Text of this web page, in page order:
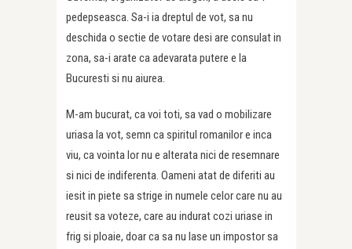
pedepseasca. Sa-i ia dreptul de vot, sa nu
deschida o sectie de votare desi are consulat in
zona, sa-i arate ca adevarata putere e la
Bucuresti si nu aiurea.
M-am bucurat, ca voi toti, sa vad o mobilizare
uriasa la vot, semn ca spiritul romanilor e inca
viu, ca vointa lor nu e alterata nici de resemnare
si nici de indiferenta. Oameni atat de diferiti au
iesit in piete sa strige in numele celor care nu au
reusit sa voteze, care au indurat cozi uriase in
frig si ploaie, doar ca sa nu lase un impostor sa